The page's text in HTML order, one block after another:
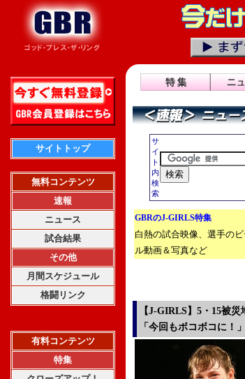
サイトトップ
無料コンテンツ
速報
ニュース
試合結果
その他
月間スケジュール
格闘リンク
有料コンテンツ
特集
サ
イ
ト
内
検
索
GBRのJ-GIRLS特集
白熱の試合映像、選手の
ル動画＆写真など
【J-GIRLS】5・15被
「今回もボコボコに！」